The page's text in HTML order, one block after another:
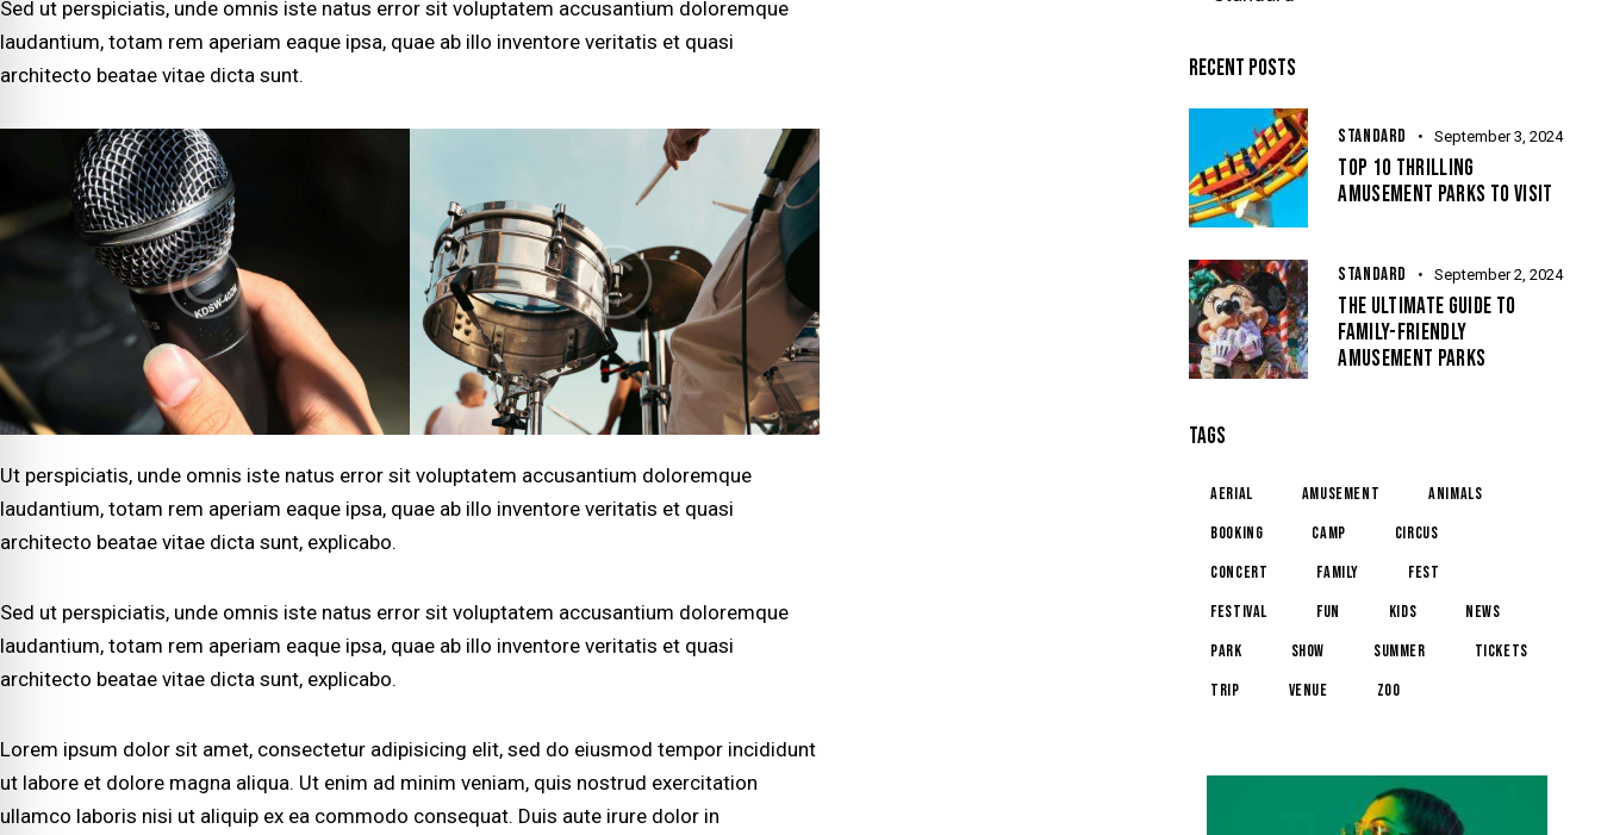
Sed ut perspiciatis, unde omnis iste natus error sit voluptatem accusantium doloremque
laudantium, totam rem aperiam eaque ipsa, quae ab illo inventore veritatis et quasi
architecto beatae vitae dicta sunt.
Ut perspiciatis, unde omnis iste natus error sit voluptatem accusantium doloremque
laudantium, totam rem aperiam eaque ipsa, quae ab illo inventore veritatis et quasi
architecto beatae vitae dicta sunt, explicabo.
Sed ut perspiciatis, unde omnis iste natus error sit voluptatem accusantium doloremque
laudantium, totam rem aperiam eaque ipsa, quae ab illo inventore veritatis et quasi
architecto beatae vitae dicta sunt, explicabo.
Lorem ipsum dolor sit amet, consectetur adipisicing elit, sed do eiusmod tempor incididunt
ut labore et dolore magna aliqua. Ut enim ad minim veniam, quis nostrud exercitation
ullamco laboris nisi ut aliquip ex ea commodo consequat. Duis aute irure dolor in
RECENT POSTS
STANDARD September 3, 2024
TOP 10 THRILLING
AMUSEMENT PARKS TO VISIT
STANDARD September 2, 2024
THE ULTIMATE GUIDE TO
FAMILY-FRIENDLY
AMUSEMENT PARKS
TAGS
aerial amusement
animals
booking
camp
circus
concert
family
fest
festival
fun kids
news
park
show summer
tickets
trip
venue zoo